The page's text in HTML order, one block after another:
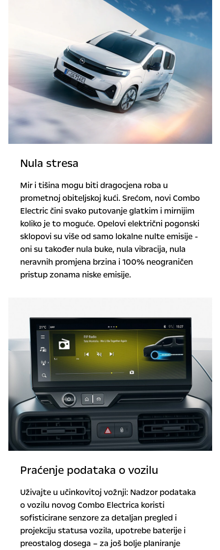
Nula stresa
Mir i tišina mogu biti dragocjena roba u
prometnoj obiteljskoj kući. Srećom, novi Combo
Electric čini svako putovanje glatkim i mirnijim
koliko je to moguće. Opelovi električni pogonski
sklopovi su više od samo lokalne nulte emisije -
oni su također nula buke, nula vibracija, nula
neravnih promjena brzina i 100% neograničen
pristup zonama niske emisije.
Praćenje podataka o vozilu
Uživajte u učinkovitoj vožnji: Nadzor podataka
o vozilu novog Combo Electrica koristi
sofisticirane senzore za detaljan pregled i
projekciju statusa vozila, upotrebe baterije i
preostalog dosega – za još bolje planiranje